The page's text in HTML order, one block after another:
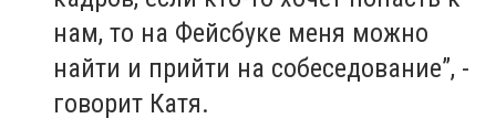
нам, то на Фейсбуке меня можно
найти и прийти на собеседование”, -
говорит Катя.